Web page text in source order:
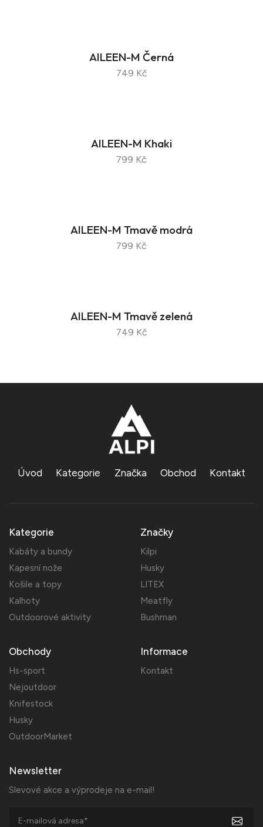
AILEEN-M Černá
749 Kč
AILEEN-M Khaki
799 Kč
AILEEN-M Tmavě modrá
799 Kč
AILEEN-M Tmavě zelená
749 Kč
Úvod Kategorie Značka Obchod Kontakt
Kategorie
Kabáty a bundy
Kapesní nože
Košile a topy
Kalhoty
Outdoorové aktivity
Značky
Kilpi
Husky
LITEX
Meatfly
Bushman
Obchody
Hs-sport
Nejoutdoor
Knifestock
Husky
OutdoorMarket
Informace
Kontakt
Newsletter
Slevové akce a výprodeje na e-mail!